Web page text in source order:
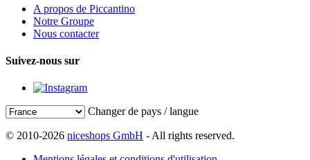
A propos de Piccantino
Notre Groupe
Nous contacter
Suivez-nous sur
Changer de pays / langue
© 2010-2026 niceshops GmbH - All rights reserved.